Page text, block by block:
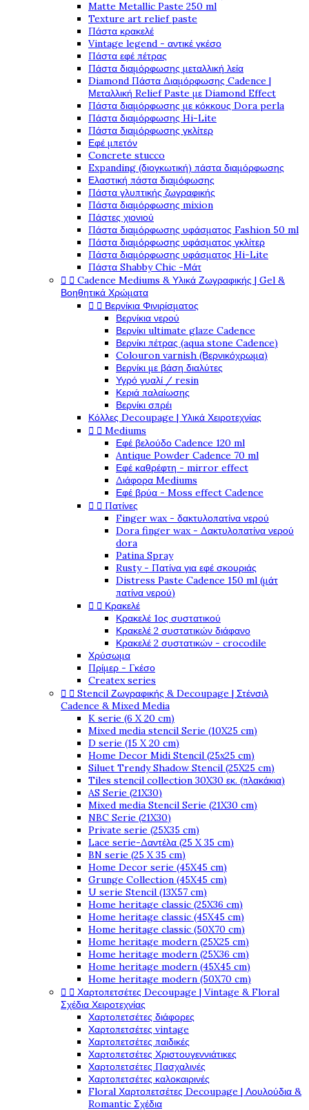
Matte Metallic Paste 250 ml
Texture art relief paste
Πάστα κρακελέ
Vintage legend - αντικέ γκέσο
Πάστα εφέ πέτρας
Πάστα διαμόρφωσης μεταλλική λεία
Diamond Πάστα Διαμόρφωσης Cadence |
Μεταλλική Relief Paste με Diamond Effect
Πάστα διαμόρφωσης με κόκκους Dora perla
Πάστα διαμόρφωσης Hi-Lite
Πάστα διαμόρφωσης γκλίτερ
Εφέ μπετόν
Concrete stucco
Expanding (διογκωτική) πάστα διαμόρφωσης
Ελαστική πάστα διαμόφωσης
Πάστα γλυπτικής ζωγραφικής
Πάστα διαμόρφωσης mixion
Πάστες χιονιού
Πάστα διαμόρφωσης υφάσματος Fashion 50 ml
Πάστα διαμόρφωσης υφάσματος γκλίτερ
Πάστα διαμόρφωσης υφάσματος Hi-Lite
Πάστα Shabby Chic -Μάτ
  Cadence Mediums & Υλικά Ζωγραφικής | Gel &
Βοηθητικά Χρώματα
  Βερνίκια Φινιρίσματος
Βερνίκια νερού
Βερνίκι ultimate glaze Cadence
Βερνίκι πέτρας (aqua stone Cadence)
Colouron varnish (Βερνικόχρωμα)
Βερνίκι με βάση διαλύτες
Υγρό γυαλί / resin
Κεριά παλαίωσης
Βερνίκι σπρέι
Κόλλες Decoupage | Υλικά Χειροτεχνίας
  Mediums
Εφέ βελούδο Cadence 120 ml
Antique Powder Cadence 70 ml
Εφέ καθρέφτη - mirror effect
Διάφορα Mediums
Εφέ βρύα - Moss effect Cadence
  Πατίνες
Finger wax - δακτυλοπατίνα νερού
Dora finger wax - Δακτυλοπατίνα νερού
dora
Patina Spray
Rusty - Πατίνα για εφέ σκουριάς
Distress Paste Cadence 150 ml (μάτ
πατίνα νερού)
  Κρακελέ
Κρακελέ 1ος συστατικού
Κρακελέ 2 συστατικών διάφανο
Κρακελέ 2 συστατικών - crocodile
Χρύσωμα
Πρίμερ - Γκέσο
Createx series
  Stencil Ζωγραφικής & Decoupage | Στένσιλ
Cadence & Mixed Media
K serie (6 X 20 cm)
Mixed media stencil Serie (10X25 cm)
D serie (15 X 20 cm)
Home Decor Midi Stencil (25x25 cm)
Siluet Trendy Shadow Stencil (25X25 cm)
Tiles stencil collection 30X30 εκ. (πλακάκια)
AS Serie (21X30)
Mixed media Stencil Serie (21X30 cm)
NBC Serie (21X30)
Private serie (25X35 cm)
Lace serie-Δαντέλα (25 X 35 cm)
BN serie (25 X 35 cm)
Home Decor serie (45X45 cm)
Grunge Collection (45X45 cm)
U serie Stencil (13X57 cm)
Home heritage classic (25X36 cm)
Home heritage classic (45X45 cm)
Home heritage classic (50X70 cm)
Home heritage modern (25X25 cm)
Home heritage modern (25X36 cm)
Home heritage modern (45X45 cm)
Home heritage modern (50X70 cm)
  Χαρτοπετσέτες Decoupage | Vintage & Floral
Σχέδια Χειροτεχνίας
Χαρτοπετσέτες διάφορες
Χαρτοπετσέτες vintage
Χαρτοπετσέτες παιδικές
Χαρτοπετσέτες Χριστουγεννιάτικες
Χαρτοπετσέτες Πασχαλινές
Χαρτοπετσέτες καλοκαιρινές
Floral Χαρτοπετσέτες Decoupage | Λουλούδια &
Romantic Σχέδια